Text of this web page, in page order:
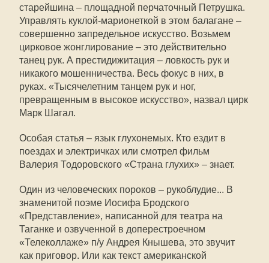
старейшина – площадной перчаточный Петрушка.
Управлять куклой-марионеткой в этом балагане –
совершенно запредельное искусство. Возьмем
цирковое жонглирование – это действительно
танец рук. А престидижитация – ловкость рук и
никакого мошенничества. Весь фокус в них, в
руках. «Тысячелетним танцем рук и ног,
превращенным в высокое искусство», назвал цирк
Марк Шагал.
Особая статья – язык глухонемых. Кто ездит в
поездах и электричках или смотрел фильм
Валерия Тодоровского «Страна глухих» – знает.
Один из человеческих пороков – рукоблудие... В
знаменитой поэме Иосифа Бродского
«Представление», написанной для театра на
Таганке и озвученной в доперестроечном
«Телеколлаже» п/у Андрея Кнышева, это звучит
как приговор. Или как текст американской